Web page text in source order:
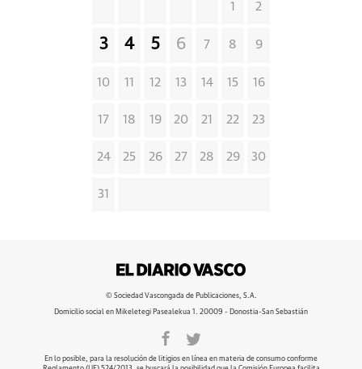
1 2
3 4 5 6 7 8 9
10 11 12 13 14 15 16
17 18 19 20 21 22 23
24 25 26 27 28 29 30
31
© Sociedad Vascongada de Publicaciones, S.A.
Domicilio social en Mikeletegi Pasealekua 1. 20009 - Donostia-San Sebastián
En lo posible, para la resolución de litigios en línea en materia de consumo conforme